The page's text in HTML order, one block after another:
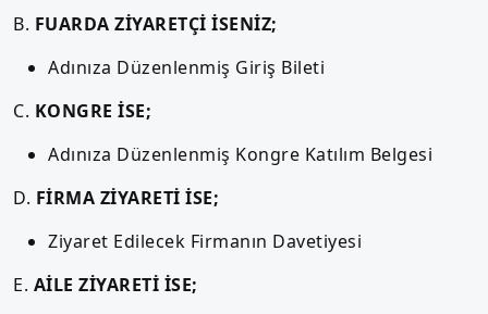
B. FUARDA ZİYARETÇİ İSENİZ;
Adınıza Düzenlenmiş Giriş Bileti
C. KONGRE İSE;
Adınıza Düzenlenmiş Kongre Katılım Belgesi
D. FİRMA ZİYARETİ İSE;
Ziyaret Edilecek Firmanın Davetiyesi
E. AİLE ZİYARETİ İSE;